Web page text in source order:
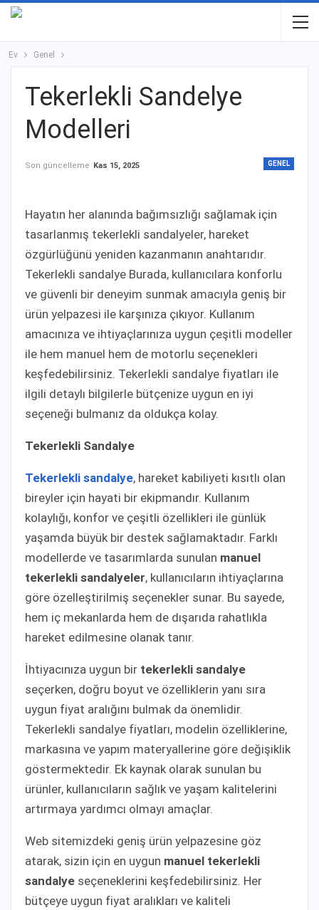
Ev Genel
Tekerlekli Sandelye
Modelleri
GENEL
Son güncelleme Kas 15, 2025
Hayatın her alanında bağımsızlığı sağlamak için
tasarlanmış tekerlekli sandalyeler, hareket
özgürlüğünü yeniden kazanmanın anahtarıdır.
Tekerlekli sandalye Burada, kullanıcılara konforlu
ve güvenli bir deneyim sunmak amacıyla geniş bir
ürün yelpazesi ile karşınıza çıkıyor. Kullanım
amacınıza ve ihtiyaçlarınıza uygun çeşitli modeller
ile hem manuel hem de motorlu seçenekleri
keşfedebilirsiniz. Tekerlekli sandalye fiyatları ile
ilgili detaylı bilgilerle bütçenize uygun en iyi
seçeneği bulmanız da oldukça kolay.
Tekerlekli Sandalye
Tekerlekli sandalye, hareket kabiliyeti kısıtlı olan
bireyler için hayati bir ekipmandır. Kullanım
kolaylığı, konfor ve çeşitli özellikleri ile günlük
yaşamda büyük bir destek sağlamaktadır. Farklı
modellerde ve tasarımlarda sunulan manuel
tekerlekli sandalyeler, kullanıcıların ihtiyaçlarına
göre özelleştirilmiş seçenekler sunar. Bu sayede,
hem iç mekanlarda hem de dışarıda rahatlıkla
hareket edilmesine olanak tanır.
İhtiyacınıza uygun bir tekerlekli sandalye
seçerken, doğru boyut ve özelliklerin yanı sıra
uygun fiyat aralığını bulmak da önemlidir.
Tekerlekli sandalye fiyatları, modelin özelliklerine,
markasına ve yapım materyallerine göre değişiklik
göstermektedir. Ek kaynak olarak sunulan bu
ürünler, kullanıcıların sağlık ve yaşam kalitelerini
artırmaya yardımcı olmayı amaçlar.
Web sitemizdeki geniş ürün yelpazesine göz
atarak, sizin için en uygun manuel tekerlekli
sandalye seçeneklerini keşfedebilirsiniz. Her
bütçeye uygun fiyat aralıkları ve kaliteli